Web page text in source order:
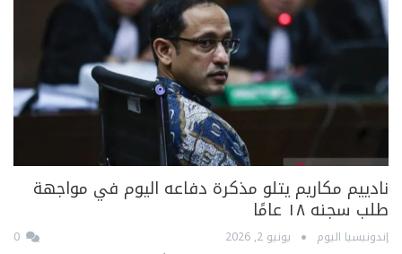
نادييم مكاريم يتلو مذكرة دفاعه اليوم في مواجهة
طلب سجنه ١٨ عامًا
إندونيسيا اليوم يونيو 2, 2026